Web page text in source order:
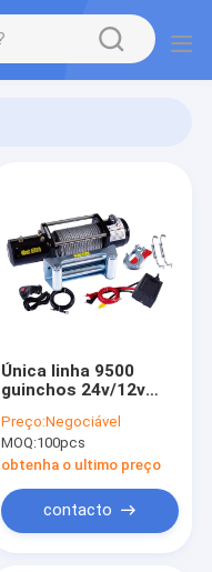
Única linha 9500
guinchos 24v/12v
libras de guincho de
Atv para Atv
Preço:Negociável
MOQ:100pcs
obtenha o ultimo preço
contacto